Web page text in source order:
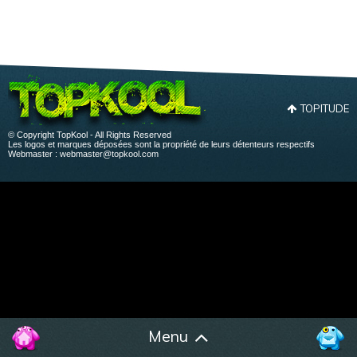
Menu
TOPITUDE
© Copyright TopKool - All Rights Reserved
Les logos et marques déposées sont la propriété de leurs détenteurs respectifs
Webmaster : webmaster@topkool.com